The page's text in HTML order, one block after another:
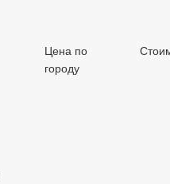
Цена по
городу